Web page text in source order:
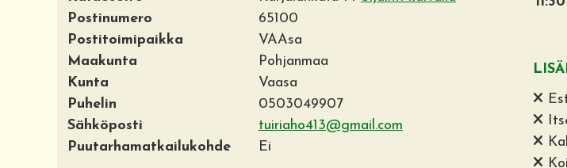
Postinumero
65100
Postitoimipaikka
VAAsa
Maakunta
Pohjanmaa
Kunta
Vaasa
Puhelin
0503049907
Sähköposti
tuiriaho413@gmail.com
Puutarhamatkailukohde
Ei